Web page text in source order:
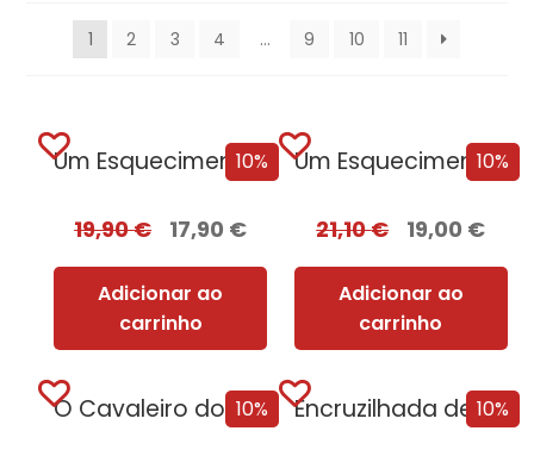
1 2 3 4 … 9 10 11
10%
Um Esquecimento Sombrio
19,90€ 17,90 €
Adicionar ao
carrinho
10%
Um Esquecimento Sombrio – Edição com EDGES
21,10€ 19,00 €
Adicionar ao
carrinho
10%
O Cavaleiro dos Sete Reinos [Nova Edição] 10%
Encruzilhada de Corvos